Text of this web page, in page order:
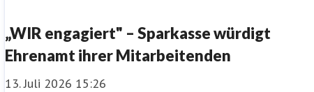
„WIR engagiert" – Sparkasse würdigt
Ehrenamt ihrer Mitarbeitenden
13. Juli 2026 15:26